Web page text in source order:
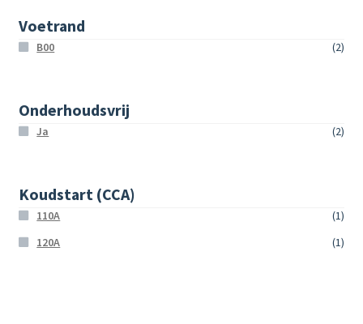
Voetrand
B00 (2)
Onderhoudsvrij
Ja (2)
Koudstart (CCA)
110A
(1)
120A
(1)